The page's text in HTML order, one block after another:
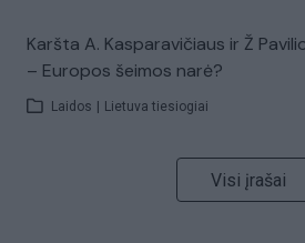
Karšta A. Kasparavičiaus ir Ž
– Europos šeimos narė?
Laidos Lietuva tiesiogiai
Visi įrašai